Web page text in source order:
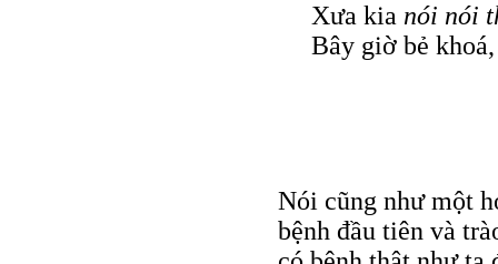
Xưa kia nói nói
Bây giờ bẻ
Nói cũng như một
bệnh đầu tiên và